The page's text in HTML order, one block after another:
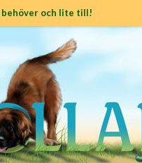
behöver och lite till!